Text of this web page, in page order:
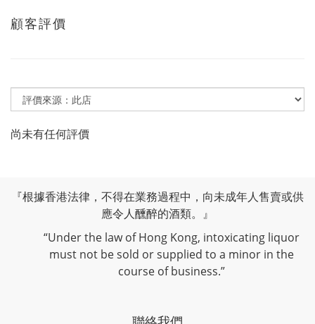
顧客評價
尚未有任何評價
『根據香港法律，不得在業務過程中，向未成年人售賣或供
應令人醺醉的酒類。』
“Under the law of Hong Kong, intoxicating liquor
must not be sold or supplied to a minor in the
course of business.”